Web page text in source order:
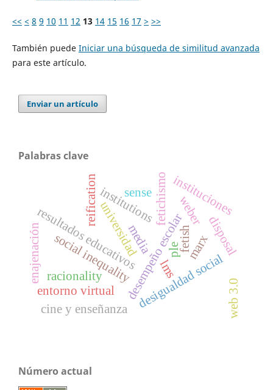
<< < 8 9 10 11 12 13 14 15 16 17 > >>
También puede Iniciar una búsqueda de similitud avanzada
para este artículo.
Enviar un artículo
Palabras clave
universidad fetichismo
resultados educativosdesempeño escolar
social inequalitydesigualdad social
racionality
weber
institutions instituciones
fetish disposal
reification
enajenación marx
media
cine y enseñanza
ple
lms
entorno virtual web 3.0
sense
Número actual